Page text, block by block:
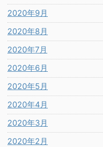
2020年9月
2020年8月
2020年7月
2020年6月
2020年5月
2020年4月
2020年3月
2020年2月